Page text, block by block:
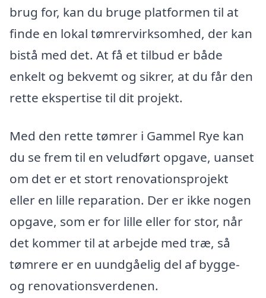
brug for, kan du bruge platformen til at
finde en lokal tømrervirksomhed, der kan
bistå med det. At få et tilbud er både
enkelt og bekvemt og sikrer, at du får den
rette ekspertise til dit projekt.
Med den rette tømrer i Gammel Rye kan
du se frem til en veludført opgave, uanset
om det er et stort renovationsprojekt
eller en lille reparation. Der er ikke nogen
opgave, som er for lille eller for stor, når
det kommer til at arbejde med træ, så
tømrere er en uundgåelig del af bygge-
og renovationsverdenen.